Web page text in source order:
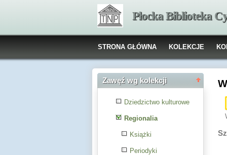
Płocka Biblioteka
STRONA GŁÓWNA KOLEKCJE
Zawęź wg kolekcji
Dziedzictwo kulturowe
Regionalia
Książki
Periodyki